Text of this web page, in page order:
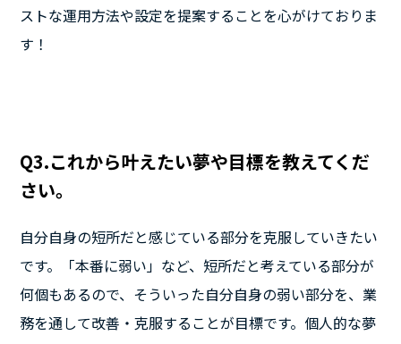
ストな運用方法や設定を提案することを心がけておりま
す！
Q3.これから叶えたい夢や目標を教えてくだ
さい。
自分自身の短所だと感じている部分を克服していきたい
です。「本番に弱い」など、短所だと考えている部分が
何個もあるので、そういった自分自身の弱い部分を、業
務を通して改善・克服することが目標です。個人的な夢